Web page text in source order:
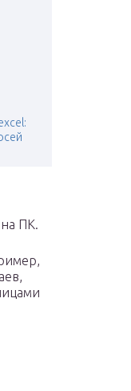
ПК.